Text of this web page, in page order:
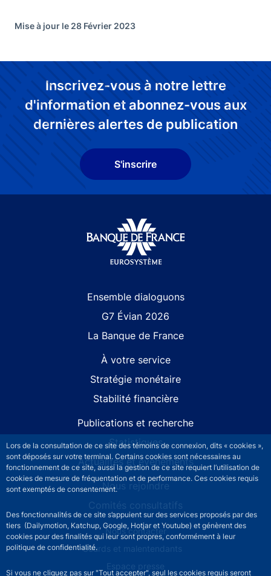
Lors de la consultation de ce site des témoins de connexion, dits « cookies »,
sont déposés sur votre terminal. Certains cookies sont nécessaires au
fonctionnement de ce site, aussi la gestion de ce site requiert l’utilisation de
cookies de mesure de fréquentation et de performance. Ces cookies requis
sont exemptés de consentement.
Des fonctionnalités de ce site s’appuient sur des services proposés par des
tiers (Dailymotion, Katchup, Google, Hotjar et Youtube) et génèrent des
cookies pour des finalités qui leur sont propres, conformément à leur
politique de confidentialité.
Si vous ne cliquez pas sur "Tout accepter", seul les cookies requis seront
Mise à jour le 28 Février 2023
Inscrivez-vous à notre lettre
d'information et abonnez-vous aux
dernières alertes de publication
S'inscrire
Ensemble dialoguons
G7 Évian 2026
La Banque de France
À votre service
Stratégie monétaire
Stabilité financière
Publications et recherche
Statistiques
Actualités et événements
Nous rejoindre
Comités consultatifs
Footer secondary menuNous contacter
Sourds et malentendants
Espace presse